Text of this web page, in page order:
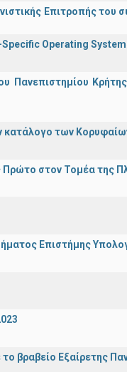
Επιτροπής του
Operating
Πανεπιστημίου
των
στον Τομέα της
Επιστήμης
βραβείο Εξαίρετης